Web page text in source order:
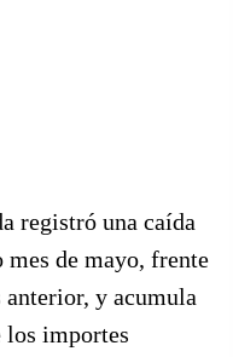
registró una caída
de mayo, frente
anterior, y acumula
los importes